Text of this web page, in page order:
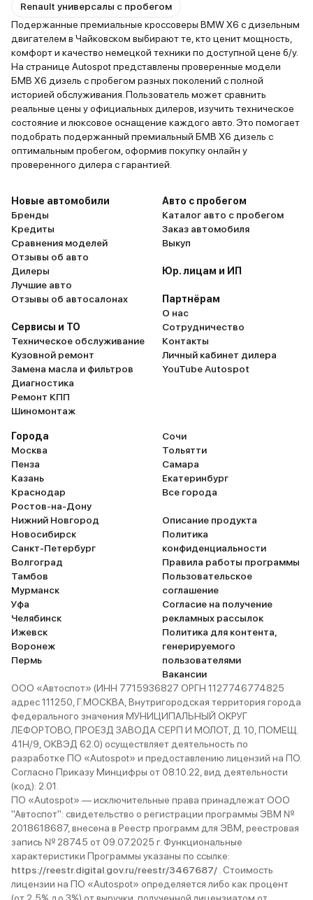
Renault универсалы с пробегом
Подержанные премиальные кроссоверы BMW X6 с дизельным
двигателем в Чайковском выбирают те, кто ценит мощность,
комфорт и качество немецкой техники по доступной цене б/у.
На странице Autospot представлены проверенные модели
БМВ X6 дизель с пробегом разных поколений с полной
историей обслуживания. Пользователь может сравнить
реальные цены у официальных дилеров, изучить техническое
состояние и люксовое оснащение каждого авто. Это помогает
подобрать подержанный премиальный БМВ X6 дизель с
оптимальным пробегом, оформив покупку онлайн у
проверенного дилера с гарантией.
Новые автомобили
Бренды
Кредиты
Сравнения моделей
Отзывы об авто
Дилеры
Лучшие авто
Отзывы об автосалонах
Сервисы и ТО
Техническое обслуживание
Кузовной ремонт
Замена масла и фильтров
Диагностика
Ремонт КПП
Шиномонтаж
Авто с пробегом
Каталог авто с пробегом
Заказ автомобиля
Выкуп
Юр. лицам и ИП
Партнёрам
О нас
Сотрудничество
Контакты
Личный кабинет дилера
YouTube Autospot
Города
Москва
Пенза
Казань
Краснодар
Ростов-на-Дону
Нижний Новгород
Новосибирск
Санкт-Петербург
Волгоград
Тамбов
Мурманск
Уфа
Челябинск
Ижевск
Воронеж
Пермь
Сочи
Тольятти
Самара
Екатеринбург
Все города
Описание продукта
Политика
конфиденциальности
Правила работы программы
Пользовательское
соглашение
Согласие на получение
рекламных рассылок
Политика для контента,
генерируемого
пользователями
Вакансии
ООО «Автоспот» (ИНН 7715936827 ОРГН 1127746774825
адрес 111250, Г.МОСКВА, Внутригородская территория города
федерального значения МУНИЦИПАЛЬНЫЙ ОКРУГ
ЛЕФОРТОВО, ПРОЕЗД ЗАВОДА СЕРП И МОЛОТ, Д. 10, ПОМЕЩ.
41Н/9, ОКВЭД 62.0) осуществляет деятельность по
разработке ПО «Autospot» и предоставлению лицензий на ПО.
Согласно Приказу Минцифры от 08.10.22, вид деятельности
(код): 2.01.
ПО «Autospot» — исключительные права принадлежат ООО
"Автоспот": свидетельство о регистрации программы ЭВМ №
2018618687, внесена в Реестр программ для ЭВМ, реестровая
запись № 28745 от 09.07.2025 г. Функциональные
характеристики Программы указаны по ссылке:
https://reestr.digital.gov.ru/reestr/3467687/ . Стоимость
лицензии на ПО «Autospot» определяется либо как процент